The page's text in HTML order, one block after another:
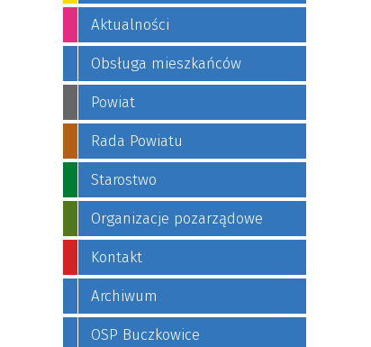
Aktualności
Obsługa mieszkańców
Powiat
Rada Powiatu
Starostwo
Organizacje pozarządowe
Kontakt
Archiwum
OSP Buczkowice